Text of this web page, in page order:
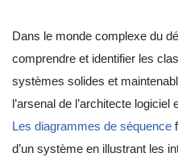
Dans le monde complexe du
comprendre et identifier les
systèmes solides et
l’arsenal de l’architecte
Les diagrammes de séquence
d’un système en illustrant les